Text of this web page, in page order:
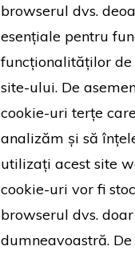
browserul dvs.
esențiale pentru
funcționalităților
site-ului. De
cookie-uri terțe
analizăm și să
utilizați acest site
cookie-uri vor fi
browserul dvs.
dumneavoastră.